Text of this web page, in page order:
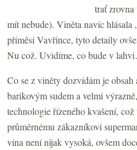
trať
mít nebude). Viněta navíc hlásala
příměsi Vavřince, tyto detaily
Nu což. Uvidíme, co bude v
Co se z viněty dozvídám je
barikovým sudem a velmi
technologie řízeného kvašení,
průměrnému zákazníkovi
vína není nijak vysoká, ovšem